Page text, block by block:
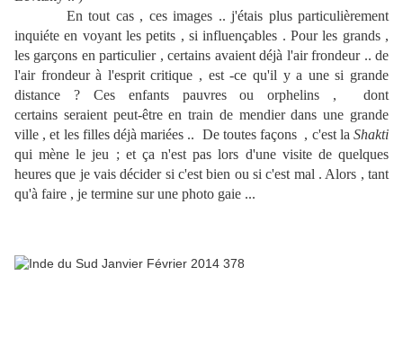
En tout cas , ces images .. j'étais plus particulièrement
inquiéte en voyant les petits , si influençables . Pour les grands ,
les garçons en particulier , certains avaient déjà l'air frondeur .. de
l'air frondeur à l'esprit critique , est -ce qu'il y a une si grande
distance ? Ces enfants pauvres ou orphelins , dont
certains seraient peut-être en train de mendier dans une grande
ville , et les filles déjà mariées .. De toutes façons , c'est la Shakti
qui mène le jeu ; et ça n'est pas lors d'une visite de quelques
heures que je vais décider si c'est bien ou si c'est mal . Alors , tant
qu'à faire , je termine sur une photo gaie ...